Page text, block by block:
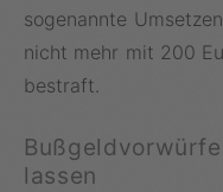
sogenannte
nicht mehr mit 200
bestraft.
lassen